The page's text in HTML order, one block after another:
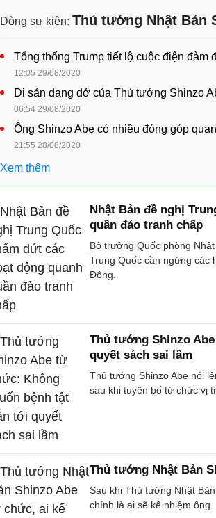
Dòng sự kiện: Thủ tướng Nhật Bản
Tổng thống Trump tiết lộ cuộc điện
12:05 29/08/2020
Di sản dang dở của Thủ tướng Shinzo
06:54 29/08/2020
Ông Shinzo Abe có nhiều đóng góp
21:55 28/08/2020
Xem thêm
Nhật Bản đề nghị
quần đảo tranh chấp
Bộ trưởng Quốc phòng
Trung Quốc cần ngừng các
Đông.
Thủ tướng Shinzo
quyết sách sai lầm
Thủ tướng Shinzo Abe nói
sau khi tuyên bố từ chức vị
Thủ tướng Nhật Bản
Sau khi Thủ tướng Nhật
chính là ai sẽ kế nhiệm ông.